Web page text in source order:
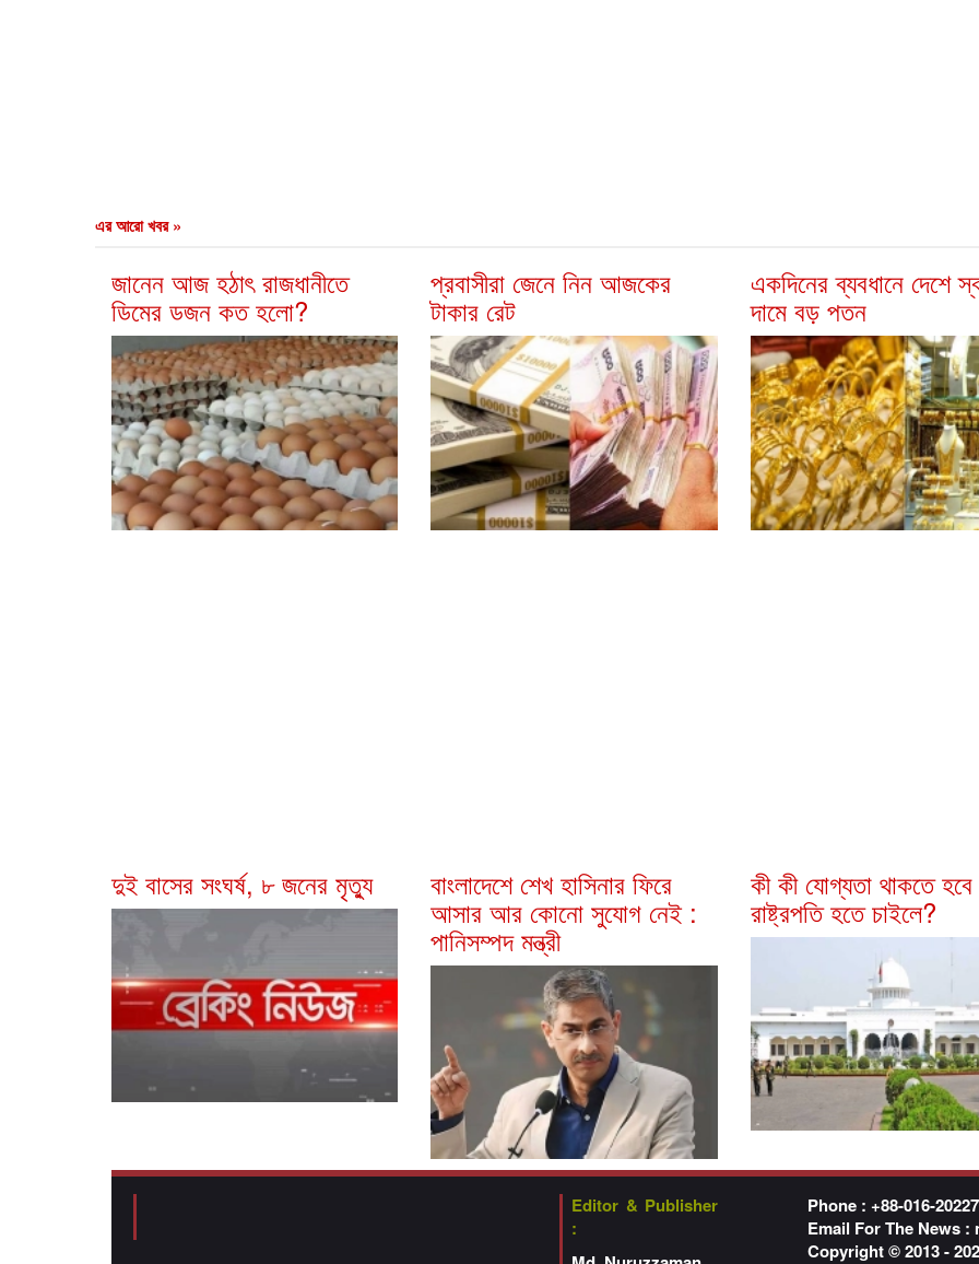
এর আরো খবর »
জানেন আজ হঠাৎ রাজধানীতে
ডিমের ডজন কত হলো?
প্রবাসীরা জেনে নিন আজকের
টাকার রেট
একদিনের ব্যবধানে দেশে
দামে বড় পতন
দুই বাসের সংঘর্ষ, ৮ জনের মৃত্যু বাংলাদেশে শেখ হাসিনার ফিরে
আসার আর কোনো সুযোগ নেই :
পানিসম্পদ মন্ত্রী
কী কী যোগ্যতা থাকতে হবে
রাষ্ট্রপতি হতে চাইলে?
Editor & Publisher
:
Phone : +88-016-
Email For The News :
Copyright © 2013 -